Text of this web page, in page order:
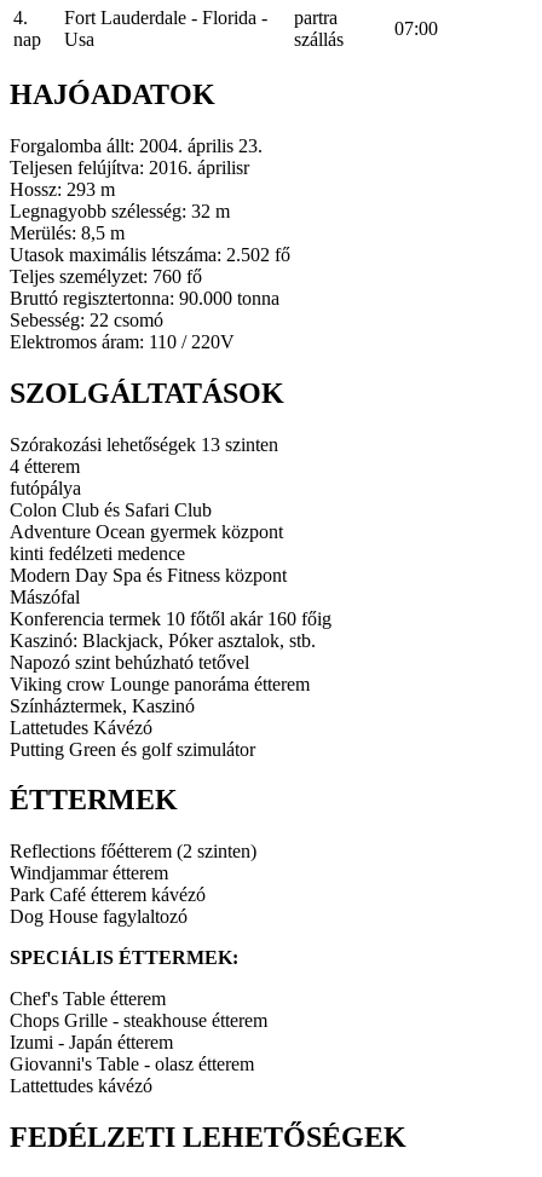
4.
nap
Fort Lauderdale - Florida -
Usa
partra
szállás
07:00
HAJÓADATOK
Forgalomba állt: 2004. április 23.
Teljesen felújítva: 2016. áprilisr
Hossz: 293 m
Legnagyobb szélesség: 32 m
Merülés: 8,5 m
Utasok maximális létszáma: 2.502 fő
Teljes személyzet: 760 fő
Bruttó regisztertonna: 90.000 tonna
Sebesség: 22 csomó
Elektromos áram: 110 / 220V
SZOLGÁLTATÁSOK
Szórakozási lehetőségek 13 szinten
4 étterem
futópálya
Colon Club és Safari Club
Adventure Ocean gyermek központ
kinti fedélzeti medence
Modern Day Spa és Fitness központ
Mászófal
Konferencia termek 10 főtől akár 160 főig
Kaszinó: Blackjack, Póker asztalok, stb.
Napozó szint behúzható tetővel
Viking crow Lounge panoráma étterem
Színháztermek, Kaszinó
Lattetudes Kávézó
Putting Green és golf szimulátor
ÉTTERMEK
Reflections főétterem (2 szinten)
Windjammar étterem
Park Café étterem kávézó
Dog House fagylaltozó
SPECIÁLIS ÉTTERMEK:
Chef's Table étterem
Chops Grille - steakhouse étterem
Izumi - Japán étterem
Giovanni's Table - olasz étterem
Lattettudes kávézó
FEDÉLZETI LEHETŐSÉGEK